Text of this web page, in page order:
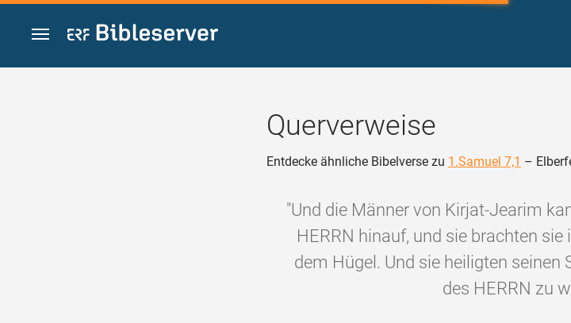
Zum Inhalt springen
Querverweise
Entdecke ähnliche Bibelverse zu 1.Samuel 7,1 –
"Und die Männer von Kirjat-Jearim
HERRN hinauf, und sie brachten
dem Hügel. Und sie heiligten seinen
des HERRN zu